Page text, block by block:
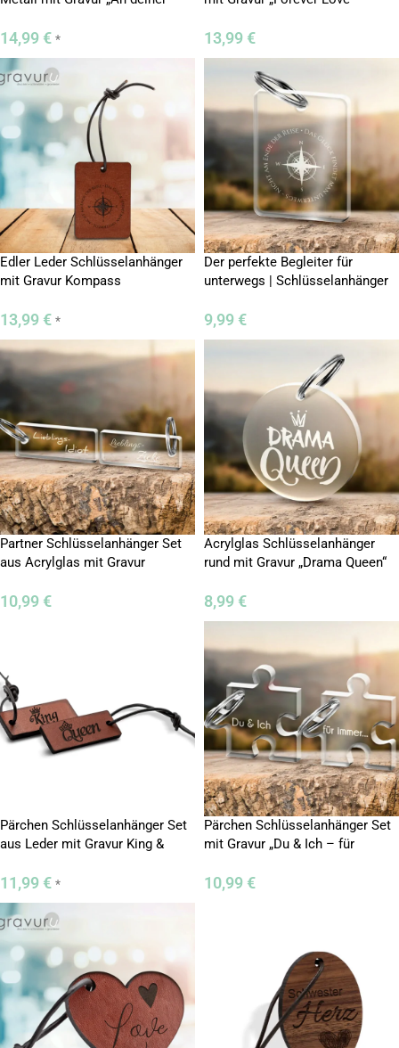
14,99 € * 13,99 €
Edler Leder Schlüsselanhänger
mit Gravur Kompass
13,99 € *
Der perfekte Begleiter für
unterwegs | Schlüsselanhänger
9,99 €
Partner Schlüsselanhänger Set
aus Acrylglas mit Gravur
10,99 €
Acrylglas Schlüsselanhänger
rund mit Gravur „Drama Queen“
8,99 €
Pärchen Schlüsselanhänger Set
aus Leder mit Gravur King &
11,99 € *
Pärchen Schlüsselanhänger Set
mit Gravur „Du & Ich – für
10,99 €